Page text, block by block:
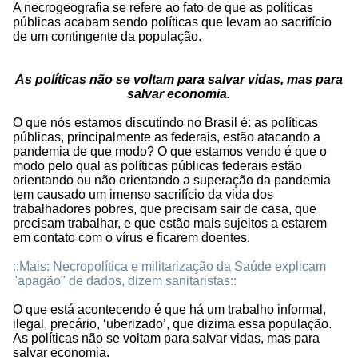
A necrogeografia se refere ao fato de que as políticas
públicas acabam sendo políticas que levam ao sacrifício
de um contingente da população.
As políticas não se voltam para salvar vidas, mas para
salvar economia.
O que nós estamos discutindo no Brasil é: as políticas
públicas, principalmente as federais, estão atacando a
pandemia de que modo? O que estamos vendo é que o
modo pelo qual as políticas públicas federais estão
orientando ou não orientando a superação da pandemia
tem causado um imenso sacrifício da vida dos
trabalhadores pobres, que precisam sair de casa, que
precisam trabalhar, e que estão mais sujeitos a estarem
em contato com o vírus e ficarem doentes.
::Mais: Necropolítica e militarização da Saúde explicam
"apagão" de dados, dizem sanitaristas::
O que está acontecendo é que há um trabalho informal,
ilegal, precário, ‘uberizado’, que dizima essa população.
As políticas não se voltam para salvar vidas, mas para
salvar economia.